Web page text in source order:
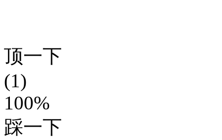
顶一下
(1)
100%
踩一下